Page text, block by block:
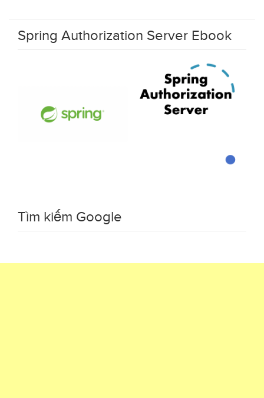
Spring Authorization Server Ebook
Tìm kiếm Google